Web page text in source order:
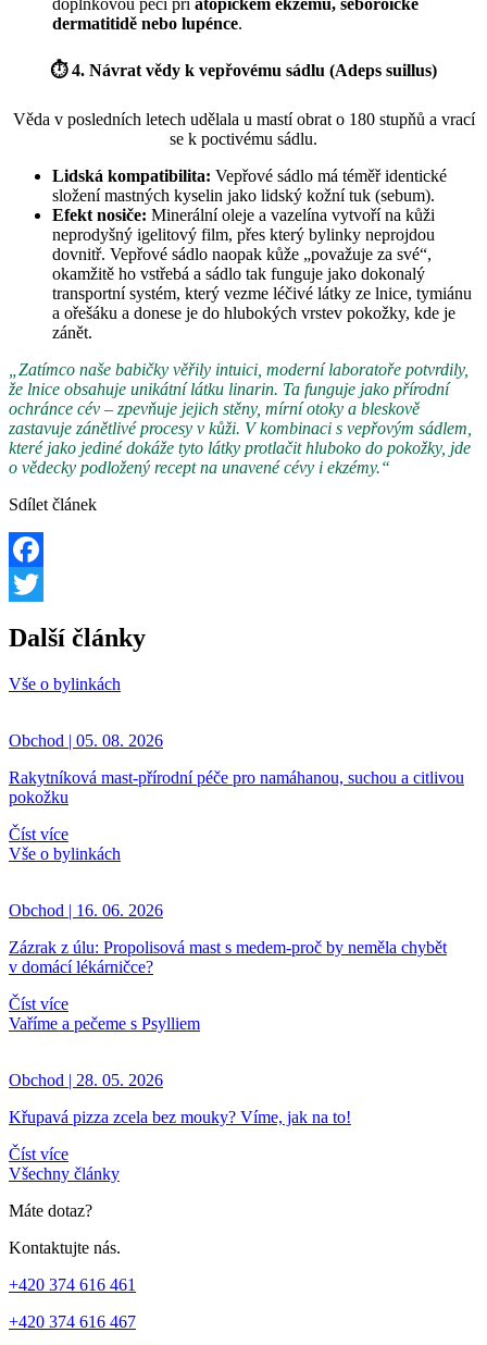
doplňkovou péči při atopickém ekzému, seboroické
dermatitidě nebo lupénce.
⏱4. Návrat vědy k vepřovému sádlu (Adeps suillus)
Věda v posledních letech udělala u mastí obrat o 180 stupňů a vrací
se k poctivému sádlu.
Lidská kompatibilita: Vepřové sádlo má téměř identické
složení mastných kyselin jako lidský kožní tuk (sebum).
Efekt nosiče: Minerální oleje a vazelína vytvoří na kůži
neprodyšný igelitový film, přes který bylinky neprojdou
dovnitř. Vepřové sádlo naopak kůže „považuje za své“,
okamžitě ho vstřebá a sádlo tak funguje jako dokonalý
transportní systém, který vezme léčivé látky ze lnice, tymiánu
a ořešáku a donese je do hlubokých vrstev pokožky, kde je
zánět.
„Zatímco naše babičky věřily intuici, moderní laboratoře potvrdily,
že lnice obsahuje unikátní látku linarin. Ta funguje jako přírodní
ochránce cév – zpevňuje jejich stěny, mírní otoky a bleskově
zastavuje zánětlivé procesy v kůži. V kombinaci s vepřovým sádlem,
které jako jediné dokáže tyto látky protlačit hluboko do pokožky, jde
o vědecky podložený recept na unavené cévy i ekzémy.“
Sdílet článek
Facebook
Další články
Vše o bylinkách
Obchod | 05. 08. 2026
Rakytníková mast-přírodní péče pro namáhanou, suchou a citlivou
pokožku
Číst více
Vše o bylinkách
Obchod | 16. 06. 2026
Zázrak z úlu: Propolisová mast s medem-proč by neměla chybět
v domácí lékárničce?
Číst více
Vaříme a pečeme s Psylliem
Obchod | 28. 05. 2026
Křupavá pizza zcela bez mouky? Víme, jak na to!
Číst více
Všechny články
Máte dotaz?
Kontaktujte nás.
+420 374 616 461
+420 374 616 467